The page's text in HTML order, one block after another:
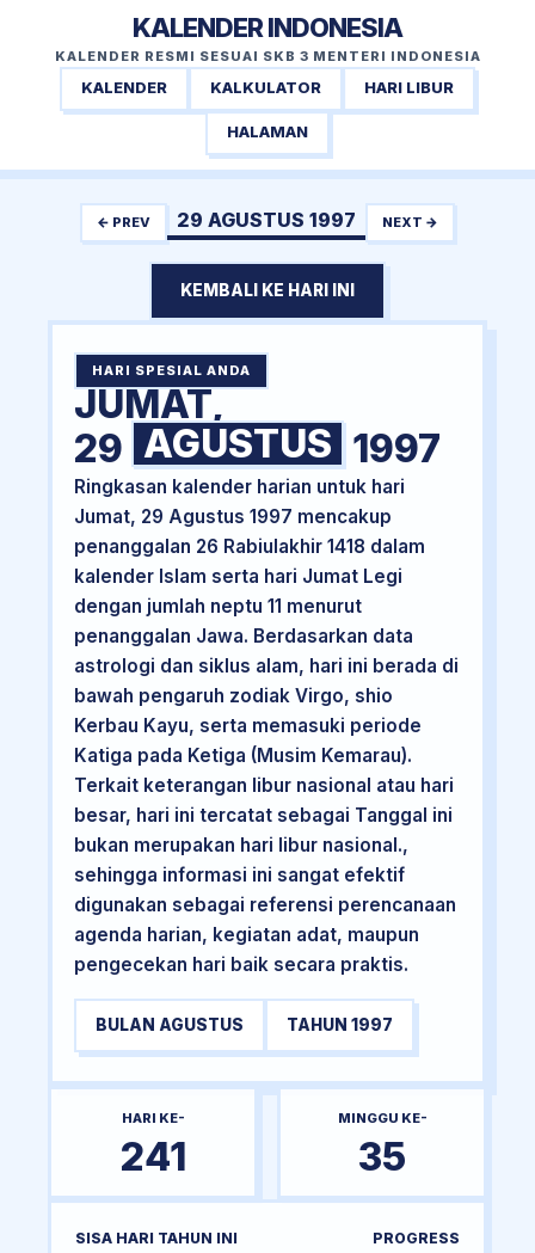
KALENDER INDONESIA
KALENDER RESMI SESUAI SKB 3 MENTERI INDONESIA
KALENDER KALKULATOR HARI LIBUR
HALAMAN
← PREV 29 AGUSTUS 1997 NEXT →
KEMBALI KE HARI INI
HARI SPESIAL ANDA
JUMAT,
29 AGUSTUS 1997
Ringkasan kalender harian untuk hari
Jumat, 29 Agustus 1997 mencakup
penanggalan 26 Rabiulakhir 1418 dalam
kalender Islam serta hari Jumat Legi
dengan jumlah neptu 11 menurut
penanggalan Jawa. Berdasarkan data
astrologi dan siklus alam, hari ini berada di
bawah pengaruh zodiak Virgo, shio
Kerbau Kayu, serta memasuki periode
Katiga pada Ketiga (Musim Kemarau).
Terkait keterangan libur nasional atau hari
besar, hari ini tercatat sebagai Tanggal ini
bukan merupakan hari libur nasional.,
sehingga informasi ini sangat efektif
digunakan sebagai referensi perencanaan
agenda harian, kegiatan adat, maupun
pengecekan hari baik secara praktis.
BULAN AGUSTUS TAHUN 1997
HARI KE-
241
MINGGU KE-
35
SISA HARI TAHUN INI PROGRESS